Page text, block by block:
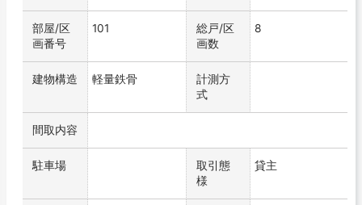
部屋/区
画番号
101
総戸/区
画数
8
建物構造 軽量鉄骨
計測方
式
間取内容
駐車場
取引態
様
貸主